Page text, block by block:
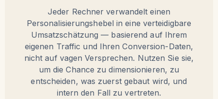
Jeder Rechner verwandelt einen
Personalisierungshebel in eine verteidigbare
Umsatzschätzung — basierend auf Ihrem
eigenen Traffic und Ihren Conversion-Daten,
nicht auf vagen Versprechen. Nutzen Sie sie,
um die Chance zu dimensionieren, zu
entscheiden, was zuerst gebaut wird, und
intern den Fall zu vertreten.